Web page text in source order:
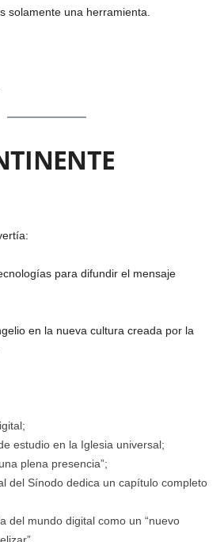
solamente una herramienta.
para difundir el mensaje
en la nueva cultura creada por la
estudio en la Iglesia universal;
plena presencia”;
del Sínodo dedica un capítulo completo
del mundo digital como un “nuevo